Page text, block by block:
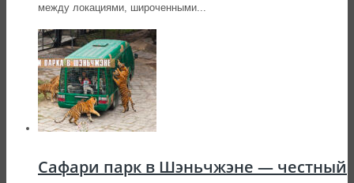
между локациями, широченными...
Сафари парк в Шэньчжэне — честный